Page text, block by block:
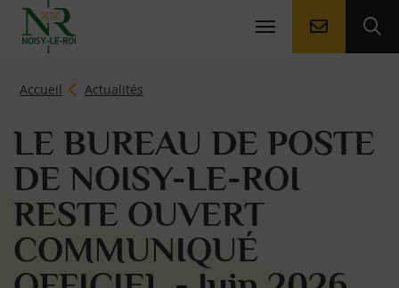
Aller à la
Accueil
Page d'accueil du site
Actualités
LE BUREAU DE POSTE
DE NOISY-LE-ROI
RESTE OUVERT
COMMUNIQUÉ